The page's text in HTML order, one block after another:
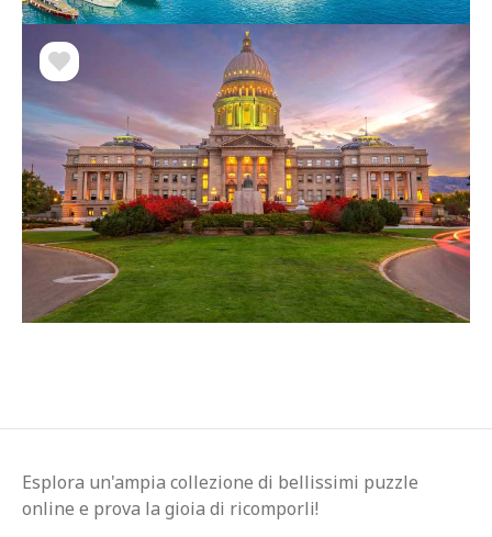
Esplora un'ampia collezione di bellissimi puzzle
online e prova la gioia di ricomporli!